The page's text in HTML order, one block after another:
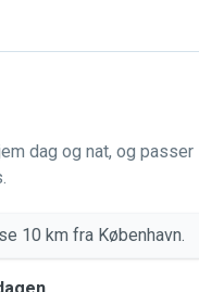
dag og nat, og passer
10 km fra København.